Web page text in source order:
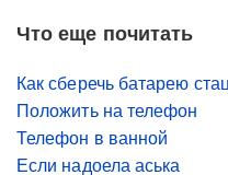
Что еще почитать
Как сберечь батарею
Положить на телефон
Телефон в ванной
Если надоела аська